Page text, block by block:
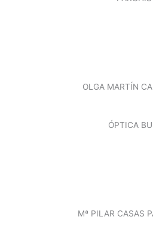
OLGA MARTÍN
ÓPTICA
Mª PILAR CASAS